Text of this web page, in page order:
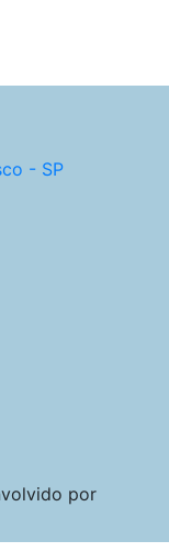
- SP
por